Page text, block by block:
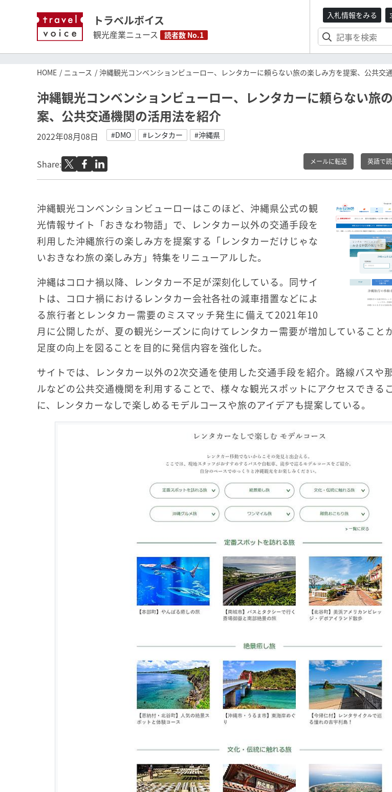
トラベルボイス
観光産業ニュース 読者数 No.1
入札情報をみる
HOME ニュース 沖縄観光コンベンションビューロー、レンタカーに頼らない旅の楽しみ方を提案、公共交
沖縄観光コンベンションビューロー、レンタカーに頼らない旅
案、公共交通機関の活用法を紹介
2022年08月08日 #DMO #レンタカー #沖縄県
Share: メールに転送 英語で
沖縄観光コンベンションビューローはこのほど、沖縄県公式の観
光情報サイト「おきなわ物語」で、レンタカー以外の交通手段を
利用した沖縄旅行の楽しみ方を提案する「レンタカーだけじゃな
いおきなわ旅の楽しみ方」特集をリニューアルした。
沖縄はコロナ禍以降、レンタカー不足が深刻化している。同サイ
トは、コロナ禍におけるレンタカー会社各社の減車措置などによ
る旅行者とレンタカー需要のミスマッチ発生に備えて2021年10
月に公開したが、夏の観光シーズンに向けてレンタカー需要が増加していること
足度の向上を図ることを目的に発信内容を強化した。
サイトでは、レンタカー以外の2次交通を使用した交通手段を紹介。路線バスや
ルなどの公共交通機関を利用することで、様々な観光スポットにアクセスできる
に、レンタカーなしで楽しめるモデルコースや旅のアイデアも提案している。